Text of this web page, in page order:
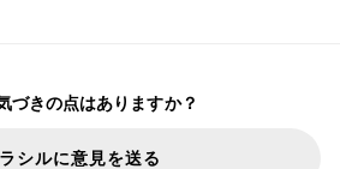
づきの点はありますか？
シルに意見を送る